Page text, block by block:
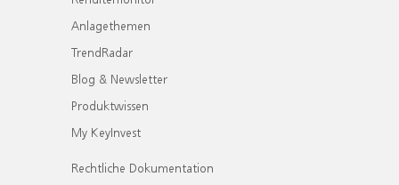
Anlagethemen
TrendRadar
Blog & Newsletter
Produktwissen
My KeyInvest
Rechtliche Dokumentation